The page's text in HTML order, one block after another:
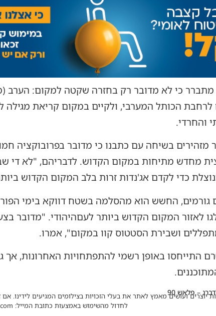
כי לא מדובר רק בחזרה שקטה למקום: הערב
והחרדי.
מזהירים בשיחה עם כתבנו כי מדובר
מחדש מתיחות במקום הקדוש. לדבריהם, "לא
כדי לקדם אג'נדות זרות בלב המקום הקדוש
גורמים, החשש הוא מהסלמה בשטח דווקא בימי
לאזור המקום הקדוש ביותר לעםהיהודי. "מדובר
ושבירת הסטטוס קוו במקום", אמרו.
התייחסו באופן רשמי להתפתחויות האחרונות, אך
– פלאש 90
יוצרים ועושים מאמץ לאתר את בעלי הזכויות בצילומים המגיעים לידינו.
לחדול מהשימוש באמצעות כתובת המייל: haredim.jerusalem@gmail.com